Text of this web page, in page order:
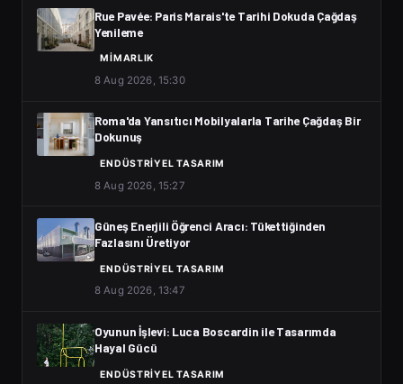
Rue Pavée: Paris Marais'te Tarihi Dokuda Çağdaş
Yenileme
MIMARLIK
8 Aug 2026, 15:30
Roma'da Yansıtıcı Mobilyalarla Tarihe Çağdaş Bir
Dokunuş
ENDÜSTRIYEL TASARIM
8 Aug 2026, 15:27
Güneş Enerjili Öğrenci Aracı: Tükettiğinden
Fazlasını Üretiyor
ENDÜSTRIYEL TASARIM
8 Aug 2026, 13:47
Oyunun İşlevi: Luca Boscardin ile Tasarımda
Hayal Gücü
ENDÜSTRIYEL TASARIM